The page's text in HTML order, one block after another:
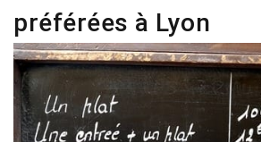
préférées à Lyon